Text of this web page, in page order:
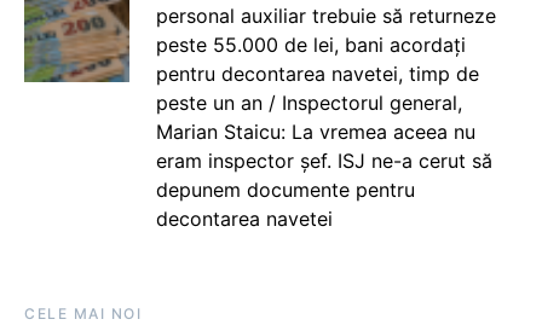
personal auxiliar trebuie să returneze
peste 55.000 de lei, bani acordați
pentru decontarea navetei, timp de
peste un an / Inspectorul general,
Marian Staicu: La vremea aceea nu
eram inspector șef. ISJ ne-a cerut să
depunem documente pentru
decontarea navetei
CELE MAI NOI